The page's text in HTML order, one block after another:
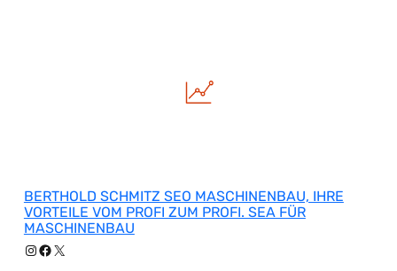
BERTHOLD SCHMITZ SEO MASCHINENBAU, IHRE
VORTEILE VOM PROFI ZUM PROFI. SEA FÜR
MASCHINENBAU
Instagram
Facebook
X